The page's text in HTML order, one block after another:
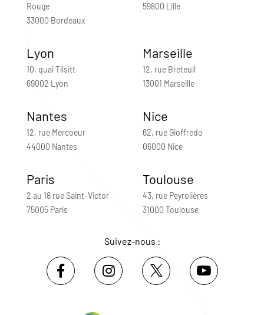
Rouge
33000 Bordeaux
59800 Lille
Lyon
10, quai Tilsitt
69002 Lyon
Marseille
12, rue Breteuil
13001 Marseille
Nantes
12, rue Mercoeur
44000 Nantes
Nice
62, rue Gioffredo
06000 Nice
Paris
2 au 18 rue Saint-Victor
75005 Paris
Toulouse
43, rue Peyrolières
31000 Toulouse
Suivez-nous :